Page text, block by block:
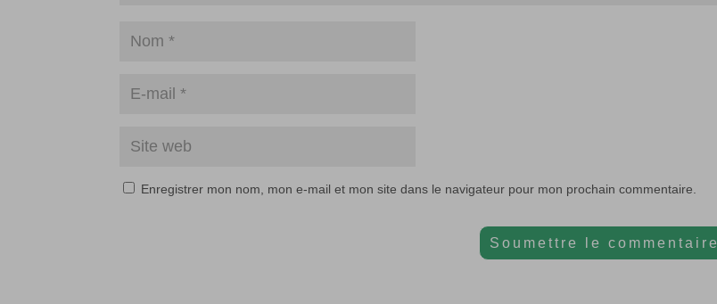
Enregistrer mon nom, mon e-mail et mon site dans le navigateur pour mon prochain commentaire.
Soumettre le commentaire